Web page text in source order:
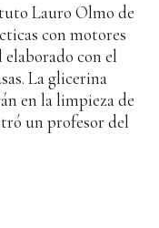
Lauro Olmo de
con motores
con el
La glicerina
en la limpieza de
un profesor del